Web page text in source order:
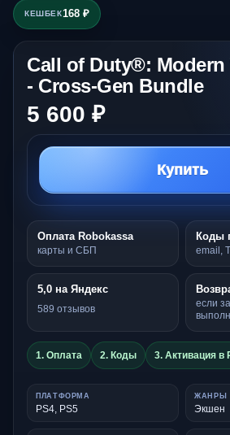
КЕШБЕК168 ₽
Call of Duty®: Modern
- Cross-Gen Bundle
5 600 ₽
Купить
Оплата Robokassa
карты и СБП
Коды
email,
5,0 на Яндекс
589 отзывов
если
1. Оплата 2. Коды 3. Активация в
ПЛАТФОРМА
PS4, PS5
ЖАНРЫ
Экшен